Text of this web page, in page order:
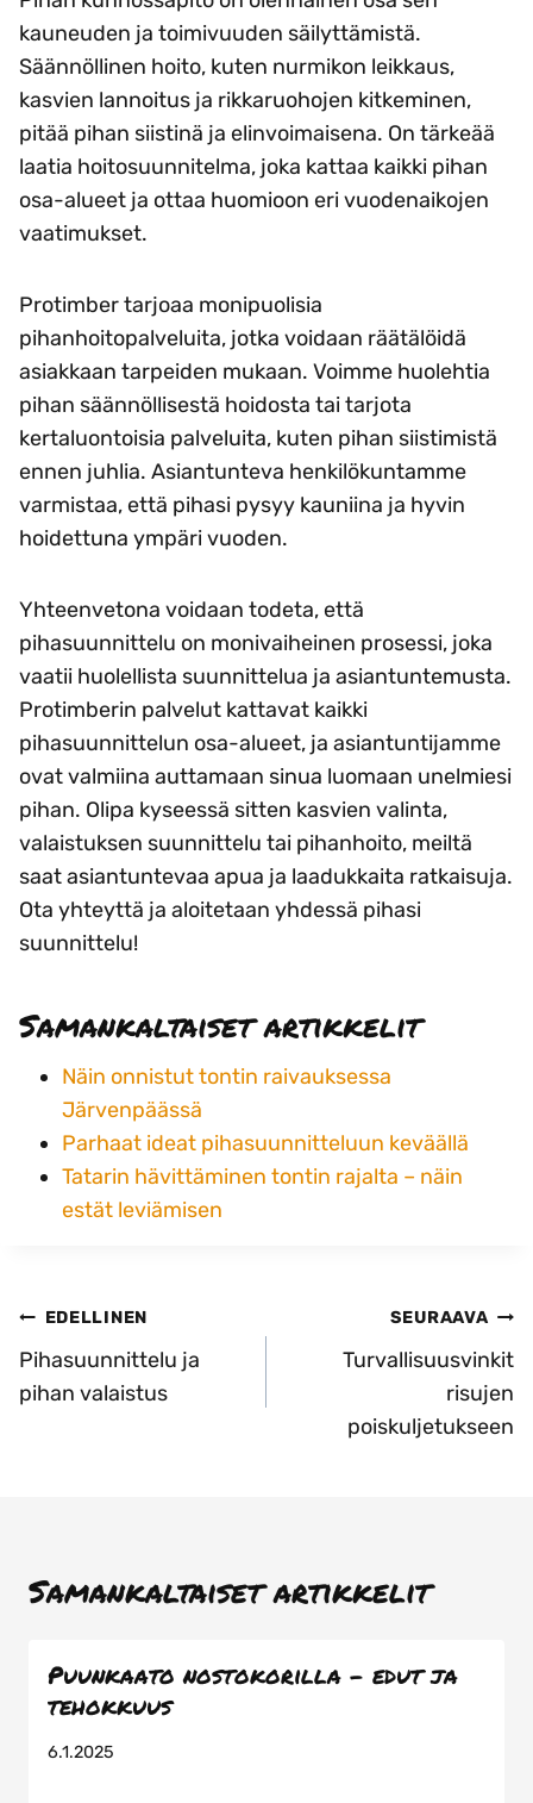
kauneuden ja toimivuuden säilyttämistä.
Säännöllinen hoito, kuten nurmikon leikkaus,
kasvien lannoitus ja rikkaruohojen kitkeminen,
pitää pihan siistinä ja elinvoimaisena. On tärkeää
laatia hoitosuunnitelma, joka kattaa kaikki pihan
osa-alueet ja ottaa huomioon eri vuodenaikojen
vaatimukset.
Protimber tarjoaa monipuolisia
pihanhoitopalveluita, jotka voidaan räätälöidä
asiakkaan tarpeiden mukaan. Voimme huolehtia
pihan säännöllisestä hoidosta tai tarjota
kertaluontoisia palveluita, kuten pihan siistimistä
ennen juhlia. Asiantunteva henkilökuntamme
varmistaa, että pihasi pysyy kauniina ja hyvin
hoidettuna ympäri vuoden.
Yhteenvetona voidaan todeta, että
pihasuunnittelu on monivaiheinen prosessi, joka
vaatii huolellista suunnittelua ja asiantuntemusta.
Protimberin palvelut kattavat kaikki
pihasuunnittelun osa-alueet, ja asiantuntijamme
ovat valmiina auttamaan sinua luomaan unelmiesi
pihan. Olipa kyseessä sitten kasvien valinta,
valaistuksen suunnittelu tai pihanhoito, meiltä
saat asiantuntevaa apua ja laadukkaita ratkaisuja.
Ota yhteyttä ja aloitetaan yhdessä pihasi
suunnittelu!
Samankaltaiset artikkelit
Näin onnistut tontin raivauksessa
Järvenpäässä
Parhaat ideat pihasuunnitteluun keväällä
Tatarin hävittäminen tontin rajalta – näin
estät leviämisen
Artikkelien
selaus
EDELLINEN
Pihasuunnittelu ja
pihan valaistus
SEURAAVA
Turvallisuusvinkit
risujen
poiskuljetukseen
Samankaltaiset artikkelit
Puunkaato nostokorilla – edut ja
tehokkuus
6.1.2025